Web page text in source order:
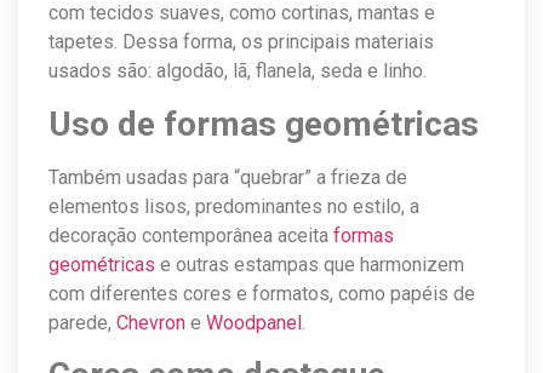
com tecidos suaves, como cortinas, mantas e
tapetes. Dessa forma, os principais materiais
usados são: algodão, lã, flanela, seda e linho.
Uso de formas geométricas
Também usadas para “quebrar” a frieza de
elementos lisos, predominantes no estilo, a
decoração contemporânea aceita formas
geométricas e outras estampas que harmonizem
com diferentes cores e formatos, como papéis de
parede, Chevron e Woodpanel.